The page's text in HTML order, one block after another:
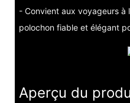
- Convient aux voyageurs à
polochon fiable et élégant
Aperçu du